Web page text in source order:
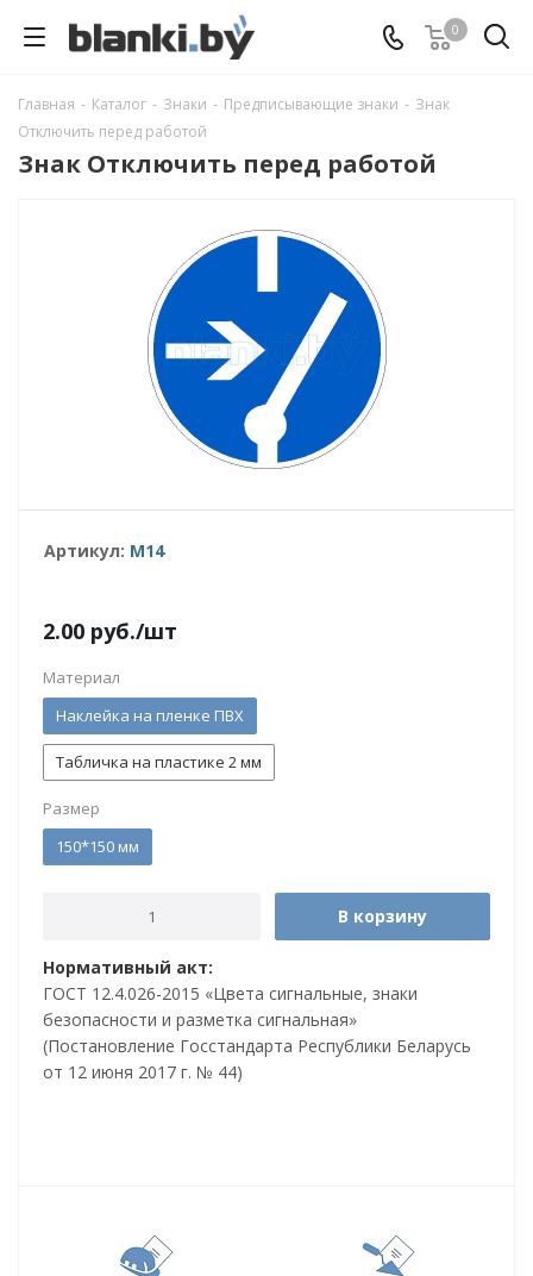
0
Главная - Каталог - Знаки - Предписывающие знаки - Знак
Отключить перед работой
Знак Отключить перед работой
Артикул: M14
2.00 руб./шт
Материал
Наклейка на пленке ПВХ
Табличка на пластике 2 мм
Размер
150*150 мм
В корзину
Нормативный акт:
ГОСТ 12.4.026-2015 «Цвета сигнальные, знаки
безопасности и разметка сигнальная»
(Постановление Госстандарта Республики Беларусь
от 12 июня 2017 г. № 44)